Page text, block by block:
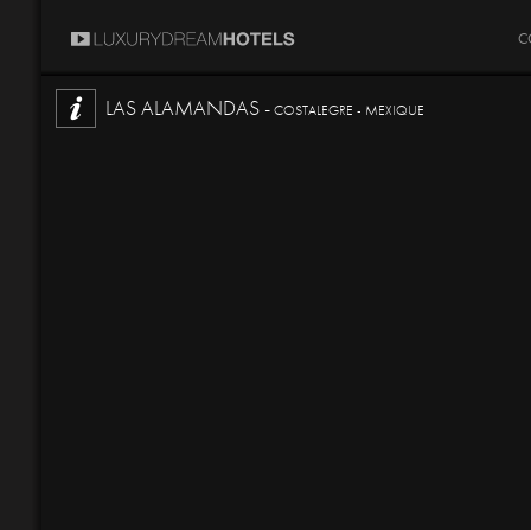
LAS ALAMANDAS -COSTALEGRE - MEXIQUE